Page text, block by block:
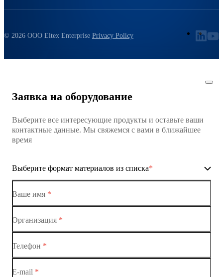
© 2026 ООО Eltex Enterprise Privacy Policy
Заявка на оборудование
Выберите все интересующие продукты и оставьте ваши
контактные данные. Мы свяжемся с вами в ближайшее
время
Выберите формат материалов из списка*
Ethernet-коммутаторы
Ваше имя *
Организация *
Телефон *
E-mail *